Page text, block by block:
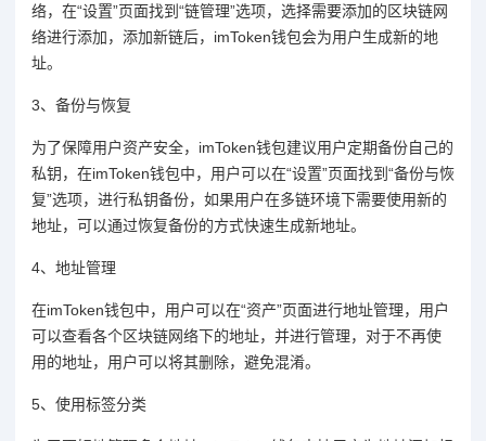
络，在“设置”页面找到“链管理”选项，选择需要添加的区块链网
络进行添加，添加新链后，imToken钱包会为用户生成新的地
址。
3、备份与恢复
为了保障用户资产安全，imToken钱包建议用户定期备份自己的
私钥，在imToken钱包中，用户可以在“设置”页面找到“备份与恢
复”选项，进行私钥备份，如果用户在多链环境下需要使用新的
地址，可以通过恢复备份的方式快速生成新地址。
4、地址管理
在imToken钱包中，用户可以在“资产”页面进行地址管理，用户
可以查看各个区块链网络下的地址，并进行管理，对于不再使
用的地址，用户可以将其删除，避免混淆。
5、使用标签分类